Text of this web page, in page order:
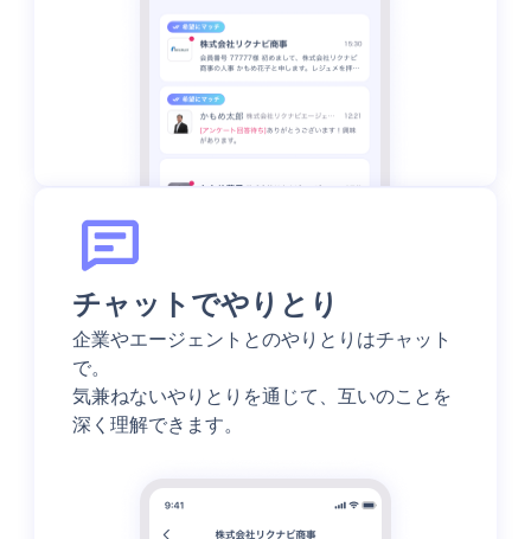
チャットでやりとり
企業やエージェントとのやりとりはチャット
で。
気兼ねないやりとりを通じて、互いのことを
深く理解できます。